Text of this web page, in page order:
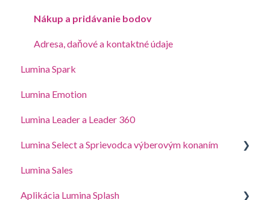
Vaše služby Lumina
Nákup a pridávanie bodov
Adresa, daňové a kontaktné údaje
Lumina Spark
Lumina Emotion
Lumina Leader a Leader 360
Lumina Select a Sprievodca výberovým konaním
Sprievodca výberovým konaním
Vysvetlenie sprievodcu Lumina Select
Lumina Sales
Aplikácia Lumina Splash